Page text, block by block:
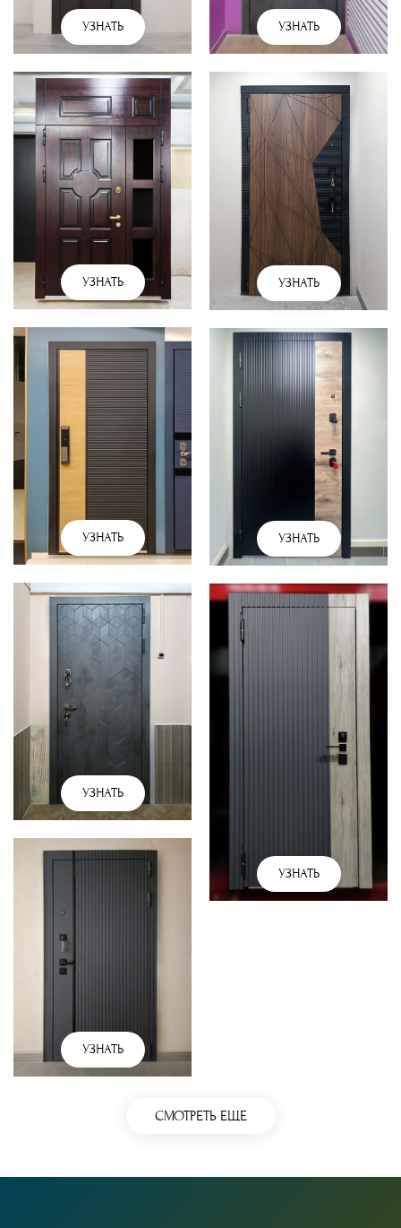
УЗНАТЬ
УЗНАТЬ
УЗНАТЬ
УЗНАТЬ
УЗНАТЬ
УЗНАТЬ
УЗНАТЬ
УЗНАТЬ
УЗНАТЬ
СМОТРЕТЬ ЕЩЕ